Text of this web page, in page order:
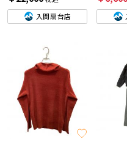
入間扇台店